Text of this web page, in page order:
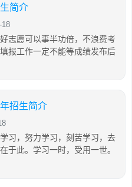
简介
18
志愿可以事半功倍，不浪费考
报工作一定不能等成绩发布后
招生简介
习，努力学习，刻苦学习，去
于此。学习一时，受用一世。